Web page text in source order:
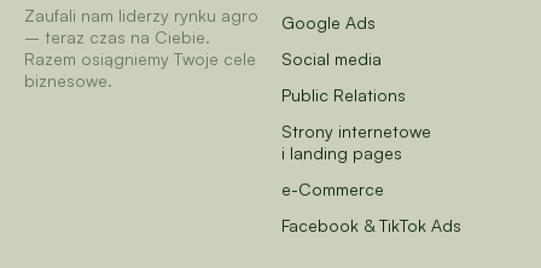
Zaufali nam liderzy rynku agro
– teraz czas na Ciebie.
Razem osiągniemy Twoje cele
biznesowe.
Google Ads
Social media
Public Relations
Strony internetowe
i landing pages
e-Commerce
Facebook & TikTok Ads